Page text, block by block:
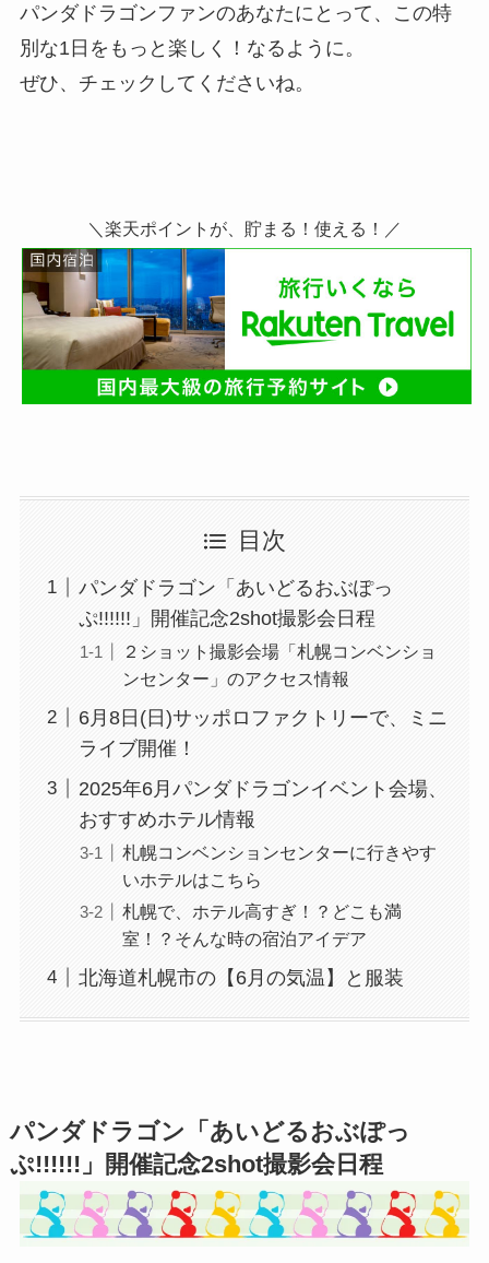
パンダドラゴンファンのあなたにとって、この特
別な1日をもっと楽しく！なるように。
ぜひ、チェックしてくださいね。
＼楽天ポイントが、貯まる！使える！／
目次
パンダドラゴン「あいどるおぶぽっ
ぷ!!!!!!」開催記念2shot撮影会日程
２ショット撮影会場「札幌コンベンショ
ンセンター」のアクセス情報
6月8日(日)サッポロファクトリーで、ミニ
ライブ開催！
2025年6月パンダドラゴンイベント会場、
おすすめホテル情報
札幌コンベンションセンターに行きやす
いホテルはこちら
札幌で、ホテル高すぎ！？どこも満
室！？そんな時の宿泊アイデア
北海道札幌市の【6月の気温】と服装
パンダドラゴン「あいどるおぶぽっ
ぷ!!!!!!」開催記念2shot撮影会日程